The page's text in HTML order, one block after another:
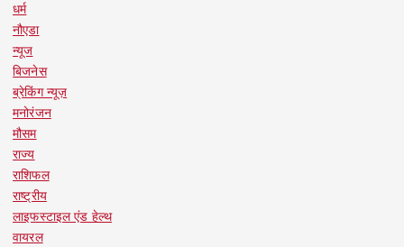
धर्म
नौएडा
न्यूज
बिजनेस
ब्रेकिंग न्यूज़
मनोरंजन
मौसम
राज्य
राशिफल
राष्ट्रीय
लाइफस्टाइल एंड हेल्थ
वायरल